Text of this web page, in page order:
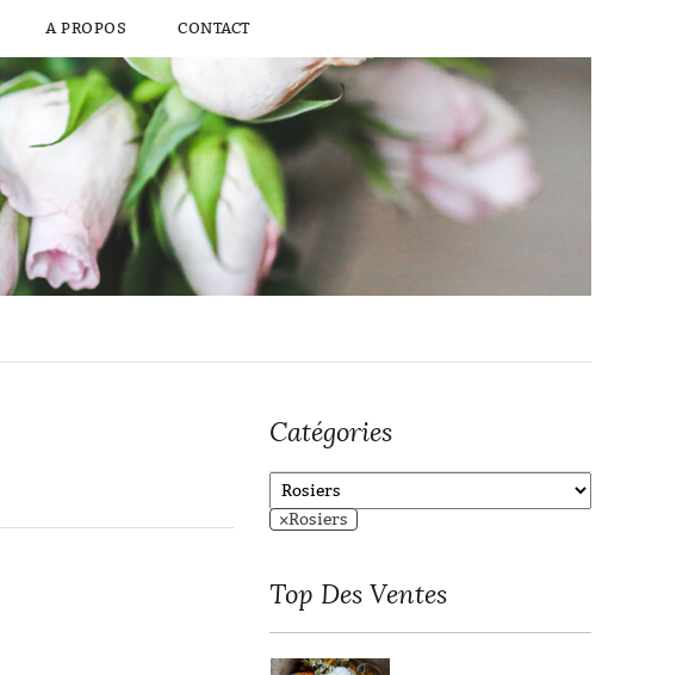
A PROPOS CONTACT
Catégories
×Rosiers
Top Des Ventes